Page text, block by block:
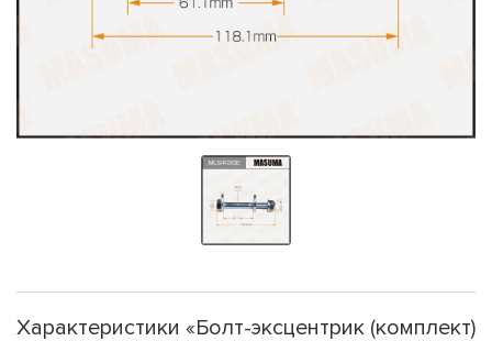
Характеристики «Болт-эксцентрик (комплект)